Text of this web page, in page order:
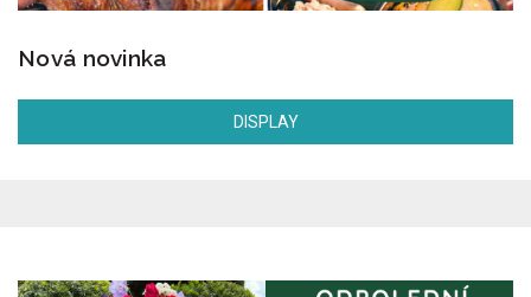
Nová novinka
DISPLAY